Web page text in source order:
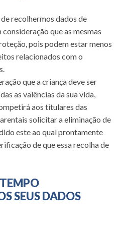
recolhermos dados de
que as mesmas
pois podem estar menos
relacionados com o
que a criança deve ser
as valências da sua vida,
aos titulares das
solicitar a eliminação de
este ao qual prontamente
de que essa recolha de
SEUS DADOS